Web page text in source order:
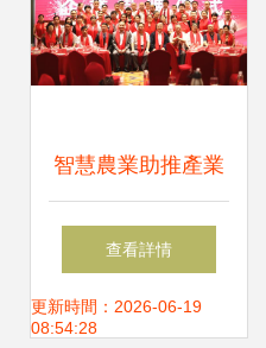
智慧農業助推產業
升級 國視農亮相資
本市場的啟示
查看詳情
更新時間：2026-06-19
08:54:28